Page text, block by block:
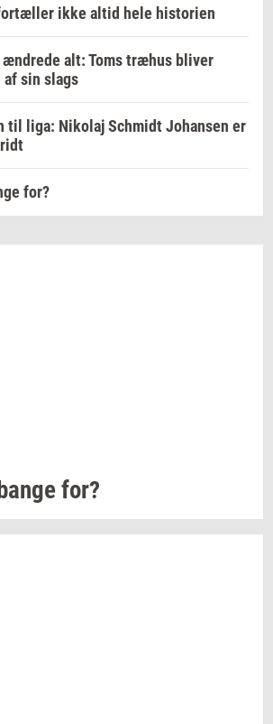
ikke altid hele historien
alt: Toms træhus bliver
af sin slags
til liga: Nikolaj Schmidt Johansen er
for?
for?